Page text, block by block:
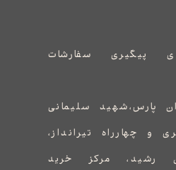
پیگیری سفارشات
پارس،شهید سلیمانی
و چهارراه تیرانداز،
رشید، مرکز خرید